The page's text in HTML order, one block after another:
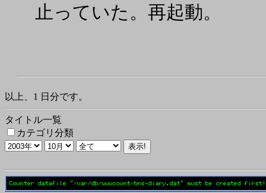
止っていた。再起動。
以上、1 日分です。
タイトル一覧
カテゴリ分類